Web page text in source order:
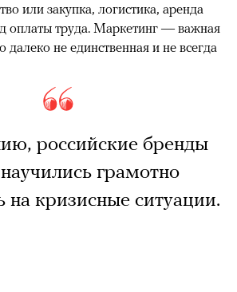
или закупка, логистика, аренда
оплаты труда. Маркетинг — важная
далеко не единственная и не всегда
российские бренды
грамотно
на кризисные ситуации.